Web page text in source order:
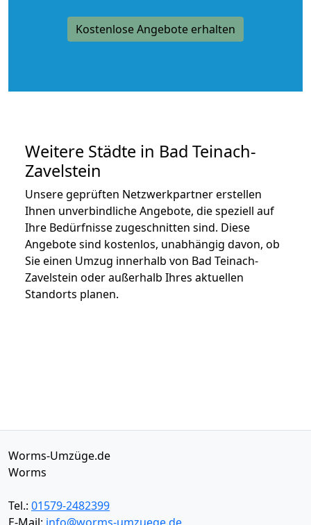
Kostenlose Angebote erhalten
Weitere Städte in Bad Teinach-
Zavelstein
Unsere geprüften Netzwerkpartner erstellen
Ihnen unverbindliche Angebote, die speziell auf
Ihre Bedürfnisse zugeschnitten sind. Diese
Angebote sind kostenlos, unabhängig davon, ob
Sie einen Umzug innerhalb von Bad Teinach-
Zavelstein oder außerhalb Ihres aktuellen
Standorts planen.
Worms-Umzüge.de
Worms
Tel.: 01579-2482399
E-Mail: info@worms-umzuege.de